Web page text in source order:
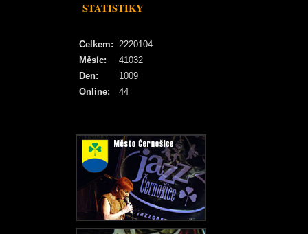
STATISTIKY
Online: 44
Celkem: 2220104
Měsíc:
41032
Den:
1009